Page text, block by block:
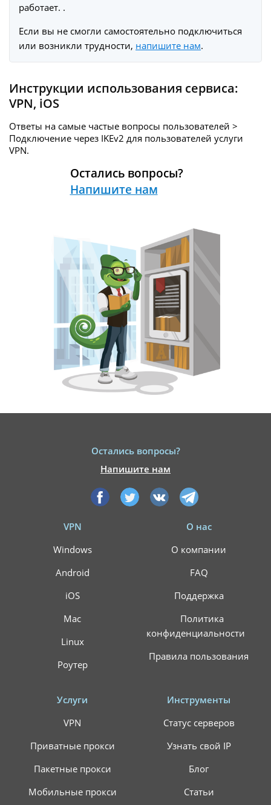
работает. .
Если вы не смогли самостоятельно подключиться
или возникли трудности, напишите нам.
Инструкции использования сервиса:
VPN, iOS
Ответы на самые частые вопросы пользователей >
Подключение через IKEv2 для пользователей услуги
VPN.
Остались вопросы?
Напишите нам
Остались вопросы?
Напишите нам
VPN
Windows
Android
iOS
Mac
Linux
Роутер
О нас
О компании
FAQ
Поддержка
Политика
конфиденциальности
Правила пользования
Услуги
VPN
Приватные прокси
Пакетные прокси
Мобильные прокси
Инструменты
Статус серверов
Узнать свой IP
Блог
Статьи